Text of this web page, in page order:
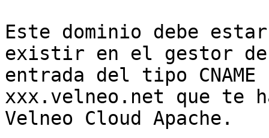
Este dominio debe
existir en el gestor de
entrada del tipo
xxx.velneo.net que te
Velneo Cloud Apache.